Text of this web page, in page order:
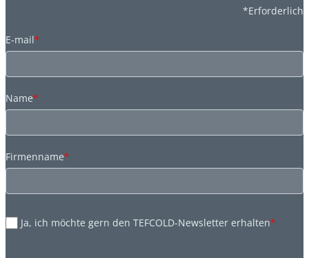
*Erforderlich
E-mail*
Name*
Firmenname*
Ja, ich möchte gern den TEFCOLD-Newsletter erhalten*